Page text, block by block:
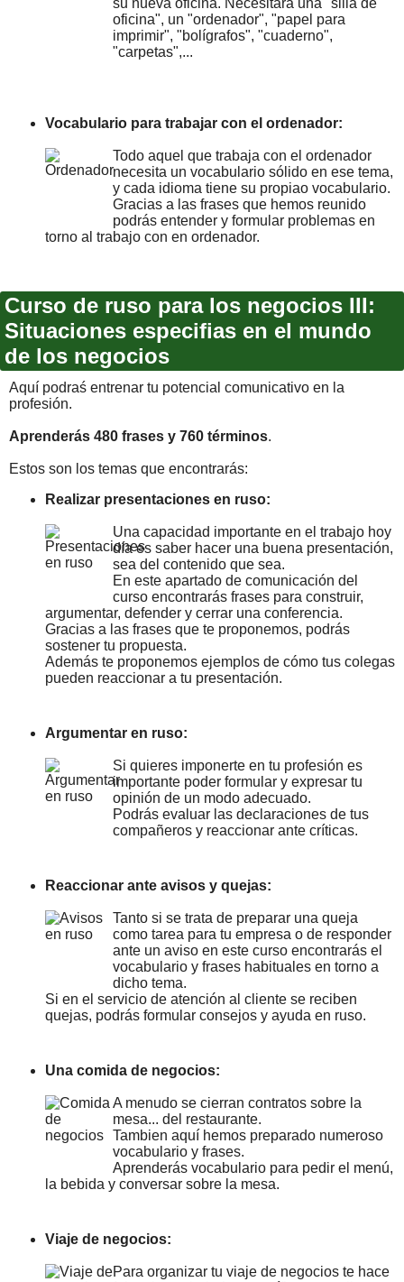
oficina", un "ordenador", "papel para
imprimir", "bolígrafos", "cuaderno",
"carpetas",...
Vocabulario para trabajar con el ordenador:
Todo aquel que trabaja con el ordenador
necesita un vocabulario sólido en ese tema,
y cada idioma tiene su propiao vocabulario.
Gracias a las frases que hemos reunido
podrás entender y formular problemas en
torno al trabajo con en ordenador.
Curso de ruso para los negocios III:
Situaciones especifias en el mundo
de los negocios
Aquí podraś entrenar tu potencial comunicativo en la
profesión.
Aprenderás 480 frases y 760 términos.
Estos son los temas que encontrarás:
Realizar presentaciones en ruso:
Una capacidad importante en el trabajo hoy
día es saber hacer una buena presentación,
sea del contenido que sea.
En este apartado de comunicación del
curso encontrarás frases para construir,
argumentar, defender y cerrar una conferencia.
Gracias a las frases que te proponemos, podrás
sostener tu propuesta.
Además te proponemos ejemplos de cómo tus colegas
pueden reaccionar a tu presentación.
Argumentar en ruso:
Si quieres imponerte en tu profesión es
importante poder formular y expresar tu
opinión de un modo adecuado.
Podrás evaluar las declaraciones de tus
compañeros y reaccionar ante críticas.
Reaccionar ante avisos y quejas:
Tanto si se trata de preparar una queja
como tarea para tu empresa o de responder
ante un aviso en este curso encontrarás el
vocabulario y frases habituales en torno a
dicho tema.
Si en el servicio de atención al cliente se reciben
quejas, podrás formular consejos y ayuda en ruso.
Una comida de negocios:
A menudo se cierran contratos sobre la
mesa... del restaurante.
Tambien aquí hemos preparado numeroso
vocabulario y frases.
Aprenderás vocabulario para pedir el menú,
la bebida y conversar sobre la mesa.
Viaje de negocios:
Para organizar tu viaje de negocios te hace